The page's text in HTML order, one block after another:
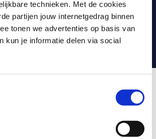
technieken. Met de cookies
partijen jouw internetgedrag binnen
tonen we advertenties op basis van
kun je informatie delen via social
als IT-professional.
beoordelen onze trainingen gemiddeld
van onze gecertificeerde trainers, die
kennis delen. Even voorstellen: